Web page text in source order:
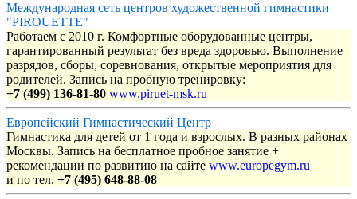
Международная сеть центров художественной гимнастики
"PIROUETTE"
Работаем с 2010 г. Комфортные оборудованные центры,
гарантированный результат без вреда здоровью. Выполнение
разрядов, сборы, соревнования, открытые мероприятия для
родителей. Запись на пробную тренировку:
+7 (499) 136-81-80 www.piruet-msk.ru
Европейский Гимнастический Центр
Гимнастика для детей от 1 года и взрослых. В разных районах
Москвы. Запись на бесплатное пробное занятие +
рекомендации по развитию на сайте www.europegym.ru
и по тел. +7 (495) 648-88-08